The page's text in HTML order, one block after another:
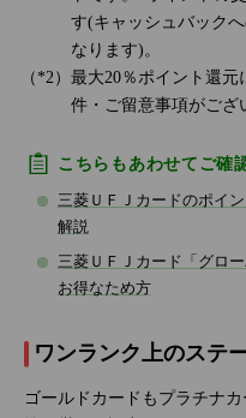
す(キャッシュバック
なります)。
最大20％ポイント還
件・ご留意事項がござ
こちらもあわせてご確
三菱ＵＦＪカードのポイ
解説
三菱ＵＦＪカード「グロ
お得なため方
ワンランク上のステ
ゴールドカードもプラチナ